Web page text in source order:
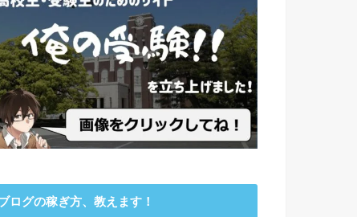
ログの稼ぎ方、教えます！